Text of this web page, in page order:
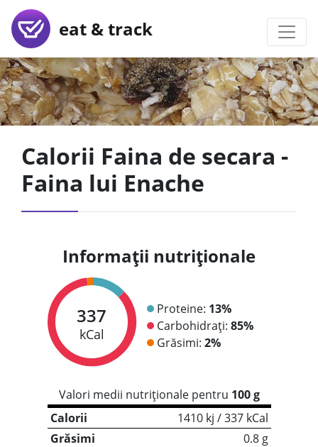
eat & track
Calorii Faina de secara -
Faina lui Enache
Informații nutriționale
337
kCal
Proteine: 13%
Carbohidrați: 85%
Grăsimi: 2%
Valori medii nutriționale pentru 100 g
Calorii
1410 kj / 337 kCal
Grăsimi
0.8 g